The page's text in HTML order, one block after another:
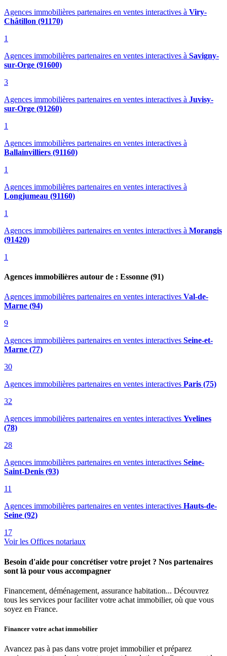
Agences immobilières partenaires en ventes interactives à Viry-
Châtillon (91170)
1
Agences immobilières partenaires en ventes interactives à Savigny-
sur-Orge (91600)
3
Agences immobilières partenaires en ventes interactives à Juvisy-
sur-Orge (91260)
1
Agences immobilières partenaires en ventes interactives à
Ballainvilliers (91160)
1
Agences immobilières partenaires en ventes interactives à
Longjumeau (91160)
1
Agences immobilières partenaires en ventes interactives à Morangis
(91420)
1
Agences immobilières autour de : Essonne (91)
Agences immobilières partenaires en ventes interactives Val-de-
Marne (94)
9
Agences immobilières partenaires en ventes interactives Seine-et-
Marne (77)
30
Agences immobilières partenaires en ventes interactives Paris (75)
32
Agences immobilières partenaires en ventes interactives Yvelines
(78)
28
Agences immobilières partenaires en ventes interactives Seine-
Saint-Denis (93)
11
Agences immobilières partenaires en ventes interactives Hauts-de-
Seine (92)
17
Voir les Offices notariaux
Besoin d'aide pour concrétiser votre projet ? Nos partenaires
sont là pour vous accompagner
Financement, déménagement, assurance habitation... Découvrez
tous les services pour faciliter votre achat immobilier, où que vous
soyez en France.
Financer votre achat immobilier
Avancez pas à pas dans votre projet immobilier et préparez